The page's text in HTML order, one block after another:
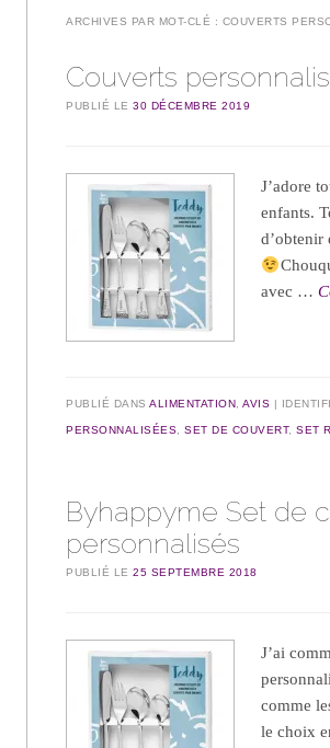
ARCHIVES PAR MOT-CLÉ : COUVERTS
Couverts
PUBLIÉ LE30 DÉCEMBRE 2019
J’adore
enfants.
d’obtenir
avec …
PUBLIÉ DANSALIMENTATION ,AVIS
PERSONNALISÉES ,SET DE COUVERT,SET
Byhappyme Set de
personnalisés
PUBLIÉ LE25 SEPTEMBRE 2018
J’ai
comme
le choix